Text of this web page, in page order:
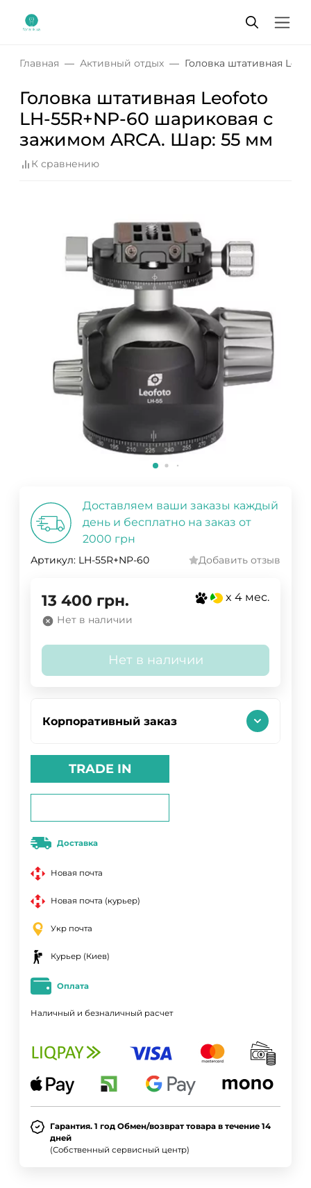
Главная Активный отдых Головка штативная
Головка штативная Leofoto
LH-55R+NP-60 шариковая с
зажимом ARCA. Шар: 55 мм
К сравнению
Доставляем ваши заказы каждый
день и бесплатно на заказ от
2000 грн
Артикул: LH-55R+NP-60 Добавить отзыв
13 400 грн. x 4 мес.
Нет в наличии
Нет в наличии
Корпоративный заказ
TRADE IN
Доставка
Новая почта
Новая почта (курьер)
Укр почта
Курьер (Киев)
Оплата
Наличный и безналичный расчет
Гарантия. 1 год Обмен/возврат товара в течение 14
дней
(Собственный сервисный центр)